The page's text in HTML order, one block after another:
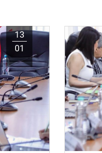
13
01